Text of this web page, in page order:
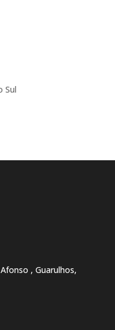
Sul
, Guarulhos,